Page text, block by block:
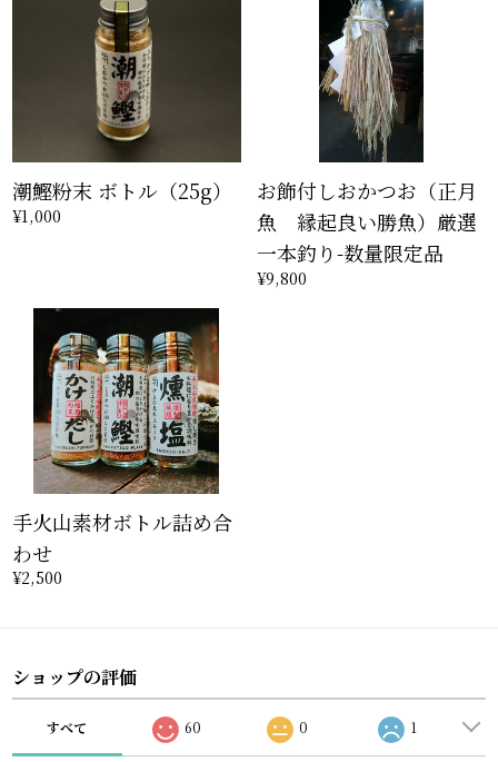
潮鰹粉末 ボトル（25g）
¥1,000
お飾付しおかつお（正月
魚 縁起良い勝魚）厳選
一本釣り-数量限定品
¥9,800
手火山素材ボトル詰め合
わせ
¥2,500
ショップの評価
すべて 60 0 1